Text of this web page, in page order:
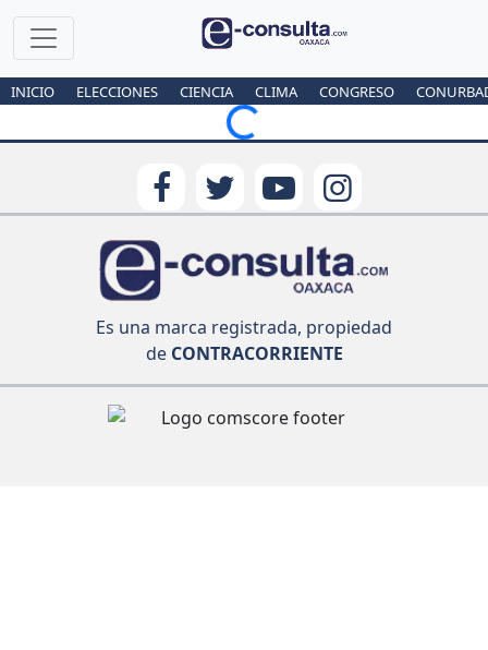
INICIO ELECCIONES CIENCIA CLIMA CONGRESO
Loading...
Es una marca registrada, propiedad
deCONTRACORRIENTE